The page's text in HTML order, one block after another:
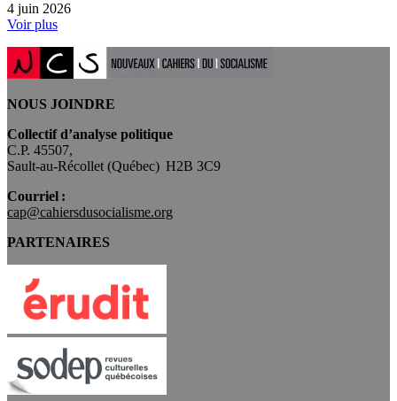
4 juin 2026
Voir plus
NOUS JOINDRE
Collectif d’analyse politique
C.P. 45507,
Sault-au-Récollet (Québec) H2B 3C9
Courriel :
cap@cahiersdusocialisme.org
PARTENAIRES